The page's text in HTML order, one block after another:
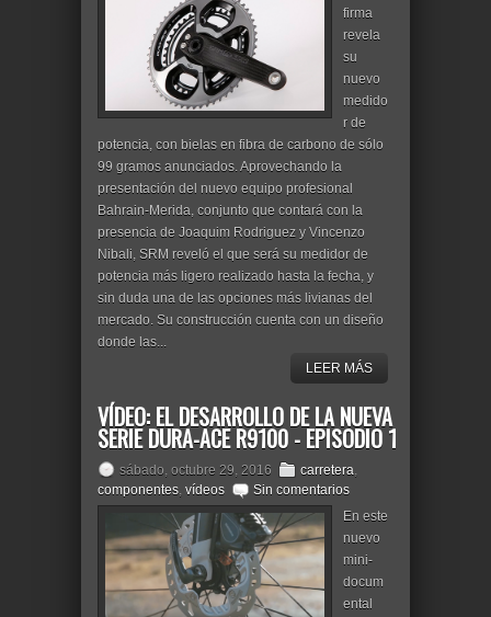
firma
revela
su
nuevo
medido
r de
potencia, con bielas en fibra de carbono de sólo
99 gramos anunciados. Aprovechando la
presentación del nuevo equipo profesional
Bahrain-Merida, conjunto que contará con la
presencia de Joaquim Rodriguez y Vincenzo
Nibali, SRM reveló el que será su medidor de
potencia más ligero realizado hasta la fecha, y
sin duda una de las opciones más livianas del
mercado. Su construcción cuenta con un diseño
donde las...
LEER MÁS
VÍDEO: EL DESARROLLO DE LA NUEVA
SERIE DURA-ACE R9100 - EPISODIO 1
sábado, octubre 29, 2016 carretera,
componentes, vídeos
Sin comentarios
En este
nuevo
mini-
docum
ental